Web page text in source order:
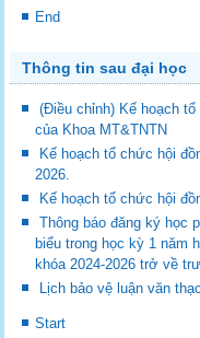
End
Thông tin sau đại học
(Điều chỉnh) Kế hoạch
của Khoa MT&TNTN
Kế hoạch tổ chức hội
2026.
Kế hoạch tổ chức hội
Thông báo đăng ký học
biểu trong học kỳ 1 năm
khóa 2024-2026 trở về
Lịch bảo vệ luận văn
Start